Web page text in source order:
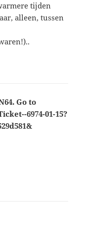
tijden
alleen, tussen
Go to
6974-01-15?